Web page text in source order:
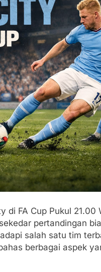
di FA Cup Pukul 21.00
pertandingan
salah satu tim
berbagai aspek